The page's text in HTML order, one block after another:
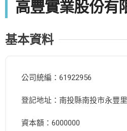
高豐實業股份有
基本資料
公司統編：61922956
登記地址：南投縣南投市永豐
資本額：6000000